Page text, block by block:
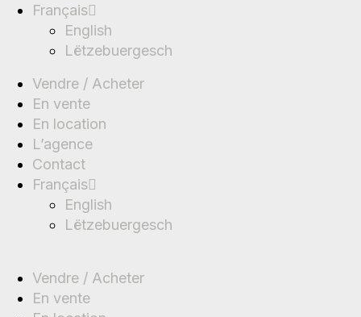
Français
English
Lëtzebuergesch
Vendre / Acheter
En vente
En location
L’agence
Contact
Français
English
Lëtzebuergesch
Vendre / Acheter
En vente